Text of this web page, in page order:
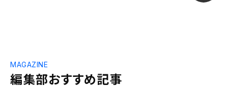
編集部おすすめ記事
MAGAZINE